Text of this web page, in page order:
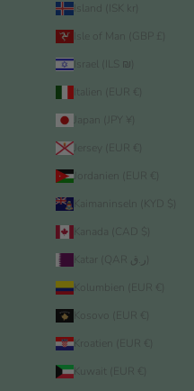
Island (ISK kr)
Isle of Man (GBP £)
Israel (ILS ₪)
Italien (EUR €)
Japan (JPY ¥)
Jersey (EUR €)
Jordanien (EUR €)
Kaimaninseln (KYD $)
Kanada (CAD $)
Kolumbien (EUR €)
Kroatien (EUR €)
Kuwait (EUR €)